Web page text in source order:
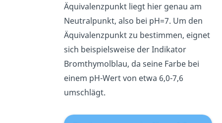
Äquivalenzpunkt liegt hier genau am
Neutralpunkt, also bei pH=7. Um den
Äquivalenzpunkt zu bestimmen, eignet
sich beispielsweise der Indikator
Bromthymolblau, da seine Farbe bei
einem pH-Wert von etwa 6,0-7,6
umschlägt.